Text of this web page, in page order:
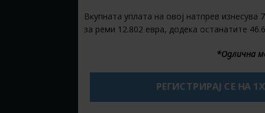
Вкупната уплата на овој натпрев
за реми 12.802 евра, додека останатите
*Одлична
РЕГИСТРИРАЈ СЕ НА